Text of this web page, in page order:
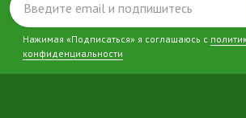
Нажимая «Подписаться» я соглашаюсь с
конфиденциальности